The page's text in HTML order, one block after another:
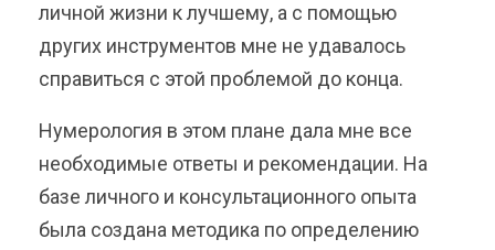
личной жизни к лучшему, а с помощью
других инструментов мне не удавалось
справиться с этой проблемой до конца.
Нумерология в этом плане дала мне все
необходимые ответы и рекомендации. На
базе личного и консультационного опыта
была создана методика по определению